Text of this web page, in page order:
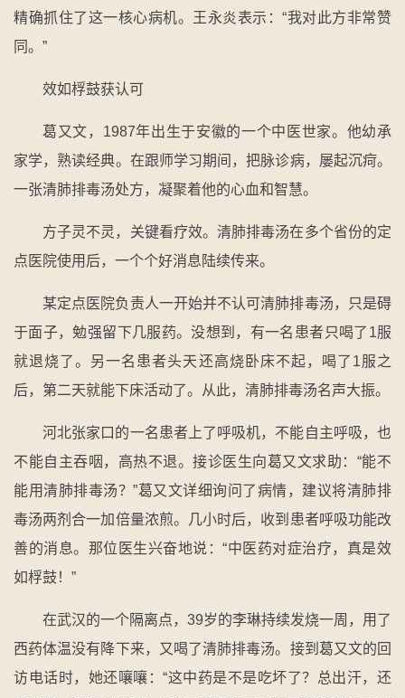
精确抓住了这一核心病机。王永炎表示：“我对此方非常赞
同。”
效如桴鼓获认可
葛又文，1987年出生于安徽的一个中医世家。他幼承
家学，熟读经典。在跟师学习期间，把脉诊病，屡起沉疴。
一张清肺排毒汤处方，凝聚着他的心血和智慧。
方子灵不灵，关键看疗效。清肺排毒汤在多个省份的定
点医院使用后，一个个好消息陆续传来。
某定点医院负责人一开始并不认可清肺排毒汤，只是碍
于面子，勉强留下几服药。没想到，有一名患者只喝了1服
就退烧了。另一名患者头天还高烧卧床不起，喝了1服之
后，第二天就能下床活动了。从此，清肺排毒汤名声大振。
河北张家口的一名患者上了呼吸机，不能自主呼吸，也
不能自主吞咽，高热不退。接诊医生向葛又文求助：“能不
能用清肺排毒汤？”葛又文详细询问了病情，建议将清肺排
毒汤两剂合一加倍量浓煎。几小时后，收到患者呼吸功能改
善的消息。那位医生兴奋地说：“中医药对症治疗，真是效
如桴鼓！”
在武汉的一个隔离点，39岁的李琳持续发烧一周，用了
西药体温没有降下来，又喝了清肺排毒汤。接到葛又文的回
访电话时，她还嚷嚷：“这中药是不是吃坏了？总出汗，还